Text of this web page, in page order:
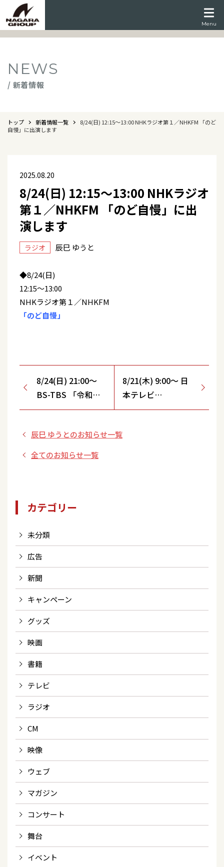
Menu
NEWS
/ 新着情報
トップ 新着情報一覧
8/24(日) 12:15～13:00 NHKラジオ第１／NHKFM 「のど
自慢」に出演します
2025.08.20
8/24(日) 12:15～13:00 NHKラジオ
第１／NHKFM 「のど自慢」に出
演します
ラジオ 辰巳 ゆうと
◆8/24(日)
12:15～13:00
NHKラジオ第１／NHKFM
「のど自慢」
8/24(日) 21:00～
BS-TBS 「令和に
っぽん！演歌の夢
演します
8/21(木) 9:00～ 日
本テレビ
「DayDay.」生放送
辰巳 ゆうとのお知らせ一覧
全てのお知らせ一覧
カテゴリー
未分類
広告
新聞
キャンペーン
グッズ
映画
書籍
テレビ
ラジオ
CM
映像
ウェブ
マガジン
コンサート
舞台
イベント